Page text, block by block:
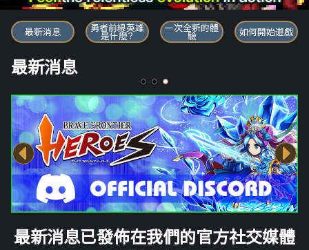
勇者前線英雄
最新消息 勇者前線英雄
是什麼？
一次全新的體
驗 如何開始遊戲
最新消息
最新消息已發佈在我們的官方社交媒體